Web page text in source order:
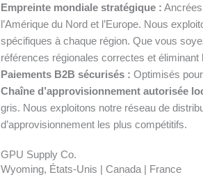
Empreinte mondiale stratégique :
l’Amérique du Nord et l’Europe. Nous
spécifiques à chaque région. Que vous
références régionales correctes et
Paiements B2B sécurisés : Optimisés
Chaîne d’approvisionnement autorisée
gris. Nous exploitons notre réseau de
d’approvisionnement les plus compétitifs.
GPU Supply Co.
Wyoming, États-Unis | Canada | France